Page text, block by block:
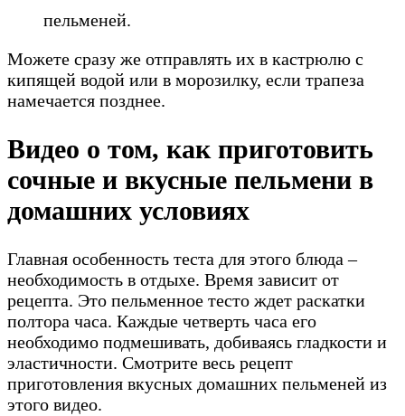
пельменей.
Можете сразу же отправлять их в кастрюлю с
кипящей водой или в морозилку, если трапеза
намечается позднее.
Видео о том, как приготовить
сочные и вкусные пельмени в
домашних условиях
Главная особенность теста для этого блюда –
необходимость в отдыхе. Время зависит от
рецепта. Это пельменное тесто ждет раскатки
полтора часа. Каждые четверть часа его
необходимо подмешивать, добиваясь гладкости и
эластичности. Смотрите весь рецепт
приготовления вкусных домашних пельменей из
этого видео.